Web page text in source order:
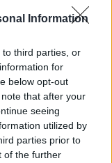
Information
third parties, or
for
below opt-out
that after your
seeing
utilized by
parties prior to
of the further